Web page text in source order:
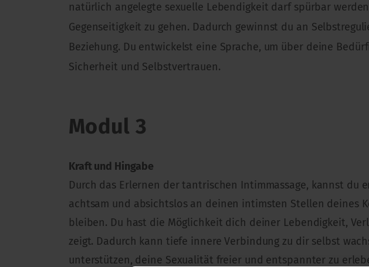
natürlich angelegte sexuelle Lebendigkeit darf spürbar
Gegenseitigkeit zu gehen. Dadurch gewinnst du an
Beziehung. Du entwickelst eine Sprache, um über deine
Sicherheit und Selbstvertrauen.
Modul 3
Kraft und Hingabe
Durch das Erlernen der tantrischen Intimmassage, kannst du
achtsam und absichtslos an deinen intimsten Stellen deines
bleiben. Du hast die Möglichkeit dich deiner Lebendigkeit,
zeigt. Dadurch kann tiefe innere Verbindung zu dir selbst
unterstützen, deine Sexualität freier und entspannter zu